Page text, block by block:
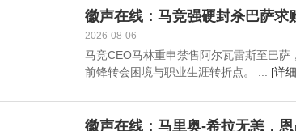
徽声在线：马竞强硬封杀巴萨
2026-08-06
马竞CEO马林重申禁售阿尔瓦雷斯至巴
前锋转会困境与职业生涯转折点。 ... [详
徽声在线：马里奥-希拉无恙，